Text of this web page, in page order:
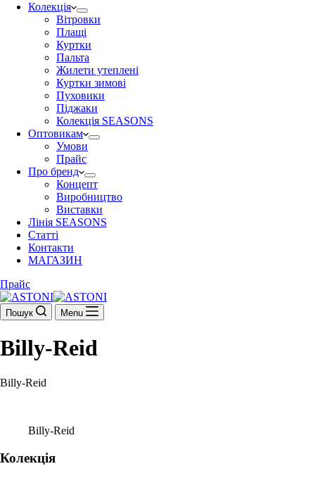
Колекція
Вітровки
Плащі
Куртки
Пальта
Жилети утеплені
Куртки зимові
Пуховики
Піджаки
Колекція SEASONS
Оптовикам
Умови
Прайс
Про бренд
Концепт
Виробництво
Виставки
Лінія SEASONS
Статті
Контакти
МАГАЗИН
Прайс
Пошук Menu
Billy-Reid
Billy-Reid
Billy-Reid
Колекція